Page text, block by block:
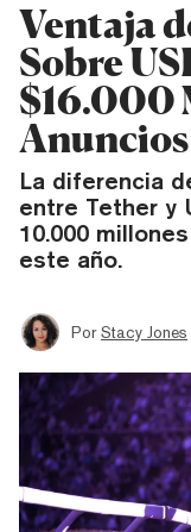
Ventaja
Sobre
$16.000
La diferencia
entre Tether y
10.000
este año.
Por Stacy Jones